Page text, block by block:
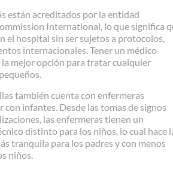
están acreditados por la entidad
International, lo que significa
el hospital sin ser sujetos a protocolos,
internacionales. Tener un médico
la mejor opción para tratar cualquier
también cuenta con enfermeras
infantes. Desde las tomas de signos
las enfermeras tienen un
distinto para los niños, lo cual hace
tranquila para los padres y con menos
niños.